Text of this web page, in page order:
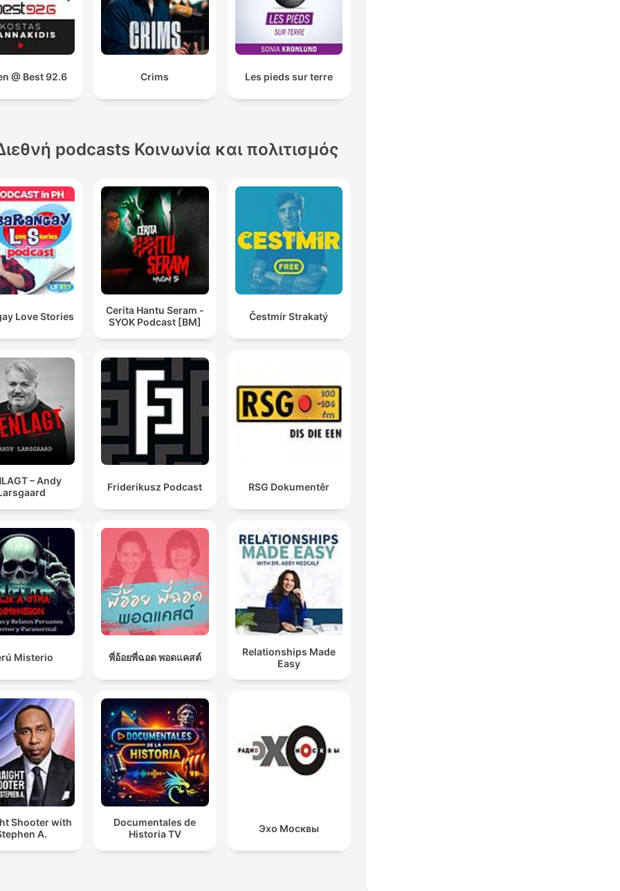
@ Best 92.6 Crims Les pieds sur terre
podcasts Κοινωνία και πολιτισμός
Love Stories
Cerita Hantu Seram -
SYOK Podcast [BM]
Čestmír Strakatý
– Andy
Friderikusz Podcast RSG Dokumentêr
Misterio พี่อ้อยพี่ฉอด พอดแคสต์
Relationships Made
Easy
Shooter with
A.
Documentales de
Historia TV
Эхо Москвы